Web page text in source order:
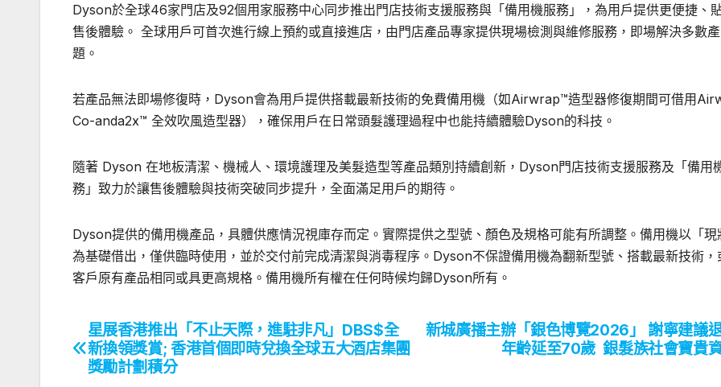
Dyson於全球46家門店及92個用家服務中心同步推出門店技術支援服務與「備用機服務」，為用戶提供更便捷、
售後體驗。 全球用戶可首次進行線上預約或直接進店，由門店產品專家提供現場檢測與維修服務，即場解決多數
題。
若產品無法即場修復時，Dyson會為用戶提供搭載最新技術的免費備用機（如Airwrap™️造型器修復期間可借用
Co-anda2x™️ 全效吹風造型器），確保用戶在日常頭髮護理過程中也能持續體驗Dyson的科技。
隨著 Dyson 在地板清潔、機械人、環境護理及美髮造型等產品類別持續創新，Dyson門店技術支援服務及「備用
務」致力於讓售後體驗與技術突破同步提升，全面滿足用戶的期待。
Dyson提供的備用機產品，具體供應情況視庫存而定。實際提供之型號、顏色及規格可能有所調整。備用機以「現
為基礎借出，僅供臨時使用，並於交付前完成清潔與消毒程序。Dyson不保證備用機為翻新型號、搭載最新技術，
客戶原有產品相同或具更高規格。備用機所有權在任何時候均歸Dyson所有。
文
章
新城廣播主辦「銀色博覽2026」 謝寧建議
年齡延至70歲 銀髮族社會寶貴
星展香港推出「不止天際，進駐非凡」DBS$全
新換領獎賞; 香港首個即時兌換全球五大酒店集團
獎勵計劃積分